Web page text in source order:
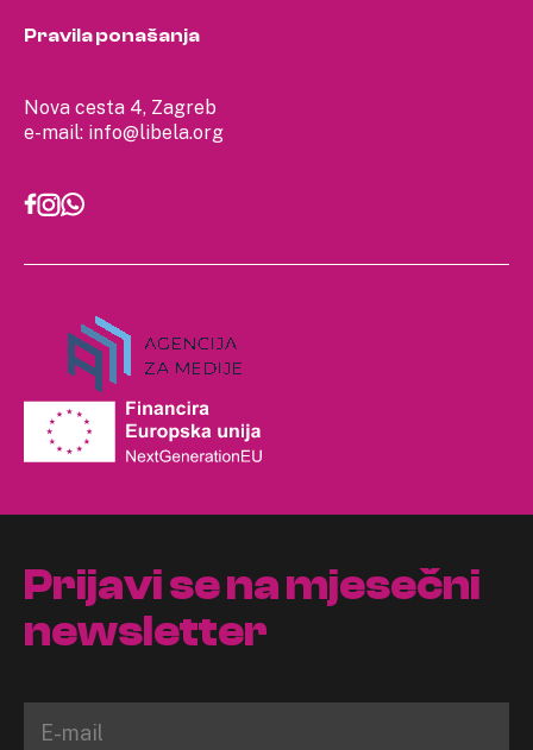
Nova cesta 4, Zagreb
e-mail: info@libela.org
Pravila ponašanja
Prijavi se na mjesečni
newsletter